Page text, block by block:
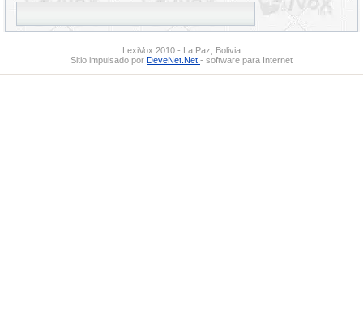
LexiVox 2010 - La Paz, Bolivia
Sitio impulsado por DeveNet.Net - software para Internet